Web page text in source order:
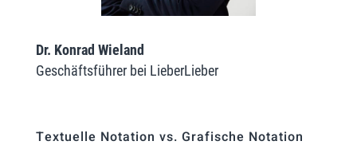
Dr. Konrad Wieland
Geschäftsführer bei LieberLieber
Textuelle Notation vs. Grafische Notation